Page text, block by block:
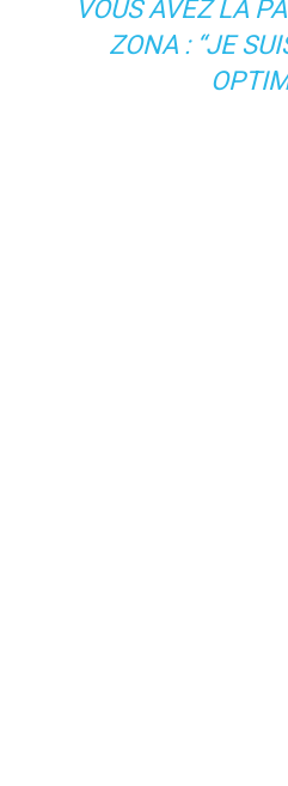
VOUS AVEZ LA
ZONA : “JE